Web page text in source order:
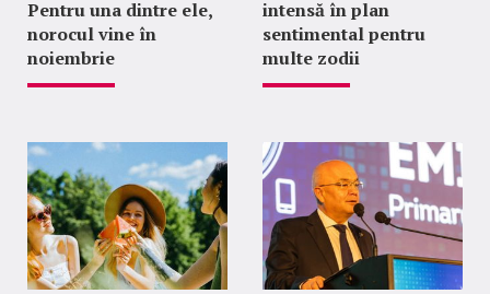
Pentru una dintre ele,
norocul vine în
noiembrie
intensă în plan
sentimental pentru
multe zodii